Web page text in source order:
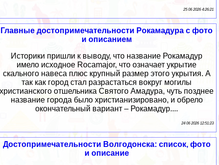
25 06 2026 4:26:21
Главные достопримечательности Рокамадура с фото
и описанием
Историки пришли к выводу, что название Рокамадур
имело исходное Rocamajor, что означает укрытие
скального навеса плюс крупный размер этого укрытия. А
так как город стал разрастаться вокруг могилы
христианского отшельника Святого Амадура, чуть позднее
название города было христианизировано, и обрело
окончательный вариант – Рокамадур....
24 06 2026 12:51:23
Достопримечательности Волгодонска: список, фото
и описание